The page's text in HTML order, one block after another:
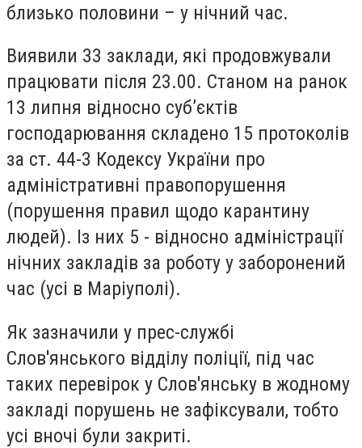
близько половини – у нічний час.
Виявили 33 заклади, які продовжували
працювати після 23.00. Станом на ранок
13 липня відносно суб’єктів
господарювання складено 15 протоколів
за ст. 44-3 Кодексу України про
адміністративні правопорушення
(порушення правил щодо карантину
людей). Із них 5 - відносно адміністрації
нічних закладів за роботу у заборонений
час (усі в Маріуполі).
Як зазначили у прес-службі
Слов'янського відділу поліції, під час
таких перевірок у Слов'янську в жодному
закладі порушень не зафіксували, тобто
усі вночі були закриті.